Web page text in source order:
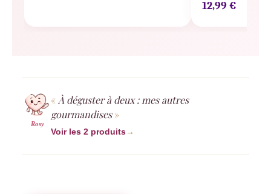
12,99€
Rosy
À déguster à deux : mes autres
gourmandises
Voir les 2 produits →